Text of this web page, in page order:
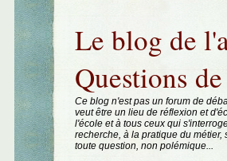
Le blog de
Questions
Ce blog n'est pas un forum de
veut être un lieu de réflexion et
l'école et à tous ceux qui
recherche, à la pratique du
toute question, non polémique...